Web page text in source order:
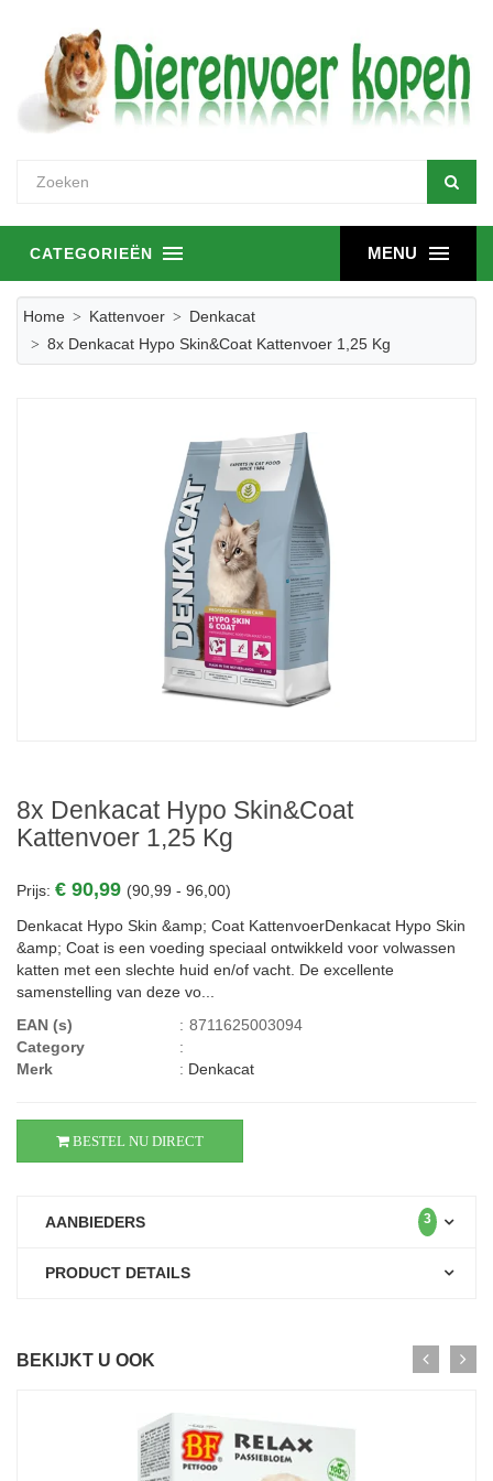
MENU
CATEGORIEËN
Home Kattenvoer
Denkacat
8x Denkacat Hypo Skin&Coat Kattenvoer 1,25 Kg
8x Denkacat Hypo Skin&Coat
Kattenvoer 1,25 Kg
Prijs: € 90,99 (90,99 - 96,00)
Denkacat Hypo Skin &amp; Coat KattenvoerDenkacat Hypo Skin
&amp; Coat is een voeding speciaal ontwikkeld voor volwassen
katten met een slechte huid en/of vacht. De excellente
samenstelling van deze vo...
EAN (s)
: 8711625003094
Category
:
Merk
: Denkacat
BESTEL NU DIRECT
AANBIEDERS 3
PRODUCT DETAILS
BEKIJKT U OOK